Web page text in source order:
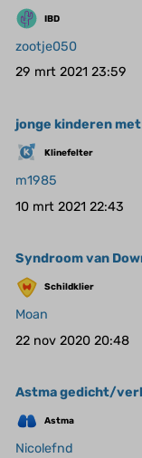
IBD
zootje050
29 mrt 2021 23:59
Klinefelter
jonge kinderen
m1985
10 mrt 2021 22:43
Schildklier
Syndroom van
Moan
22 nov 2020 20:48
Astma
Astma gedicht/
Nicolefnd